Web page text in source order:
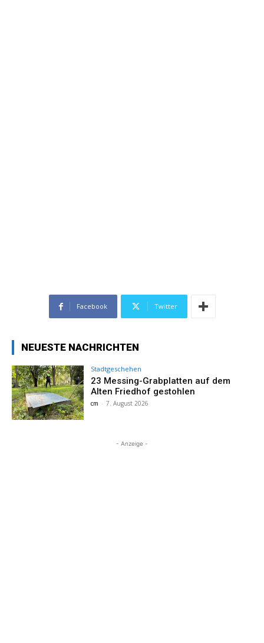
Facebook Twitter
NEUESTE NACHRICHTEN
Stadtgeschehen
23 Messing-Grabplatten auf dem
Alten Friedhof gestohlen
cm - 7. August 2026
- Anzeige -